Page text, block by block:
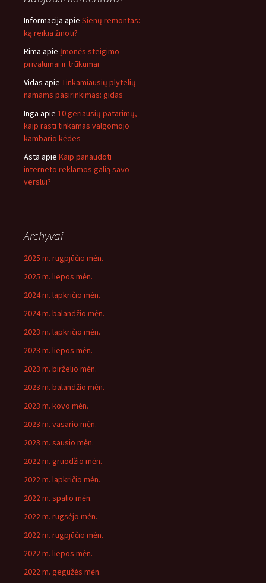
Informacija apie Sienų remontas:
ką reikia žinoti?
Rima apie Įmonės steigimo
privalumai ir trūkumai
Vidas apie Tinkamiausių plytelių
namams pasirinkimas: gidas
Inga apie 10 geriausių patarimų,
kaip rasti tinkamas valgomojo
kambario kėdes
Asta apie Kaip panaudoti
interneto reklamos galią savo
verslui?
Archyvai
2025 m. rugpjūčio mėn.
2025 m. liepos mėn.
2024 m. lapkričio mėn.
2024 m. balandžio mėn.
2023 m. lapkričio mėn.
2023 m. liepos mėn.
2023 m. birželio mėn.
2023 m. balandžio mėn.
2023 m. kovo mėn.
2023 m. vasario mėn.
2023 m. sausio mėn.
2022 m. gruodžio mėn.
2022 m. lapkričio mėn.
2022 m. spalio mėn.
2022 m. rugsėjo mėn.
2022 m. rugpjūčio mėn.
2022 m. liepos mėn.
2022 m. gegužės mėn.